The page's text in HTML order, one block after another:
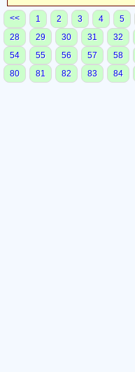
<< 1 2 3 4 5
28
29 30 31 32
54
55 56 57 58
80
81 82 83 84